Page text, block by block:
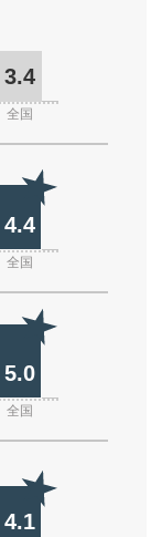
3.4
全国
4.4
全国
5.0
全国
4.1